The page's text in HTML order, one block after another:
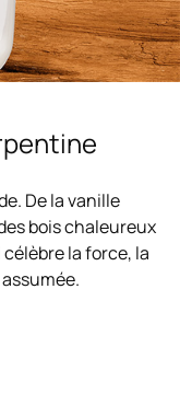
De la vanille
bois chaleureux
la force, la